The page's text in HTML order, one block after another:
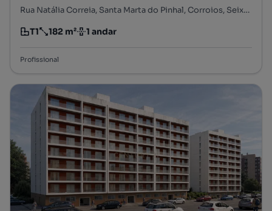
Rua Natália Correia, Santa Marta do Pinhal, Corroios, Seixal, Setúbal
Tipologia
T1
Preço por metro quadrado
182 m²
Andar 1 andar
Profissional